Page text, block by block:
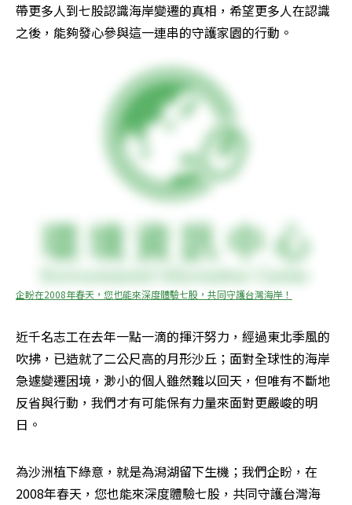
帶更多人到七股認識海岸變遷的真相，希望更多人在認識
之後，能夠發心參與這一連串的守護家園的行動。
企盼在2008年春天，您也能來深度體驗七股，共同守護台灣海岸！
近千名志工在去年一點一滴的揮汗努力，經過東北季風的
吹拂，已造就了二公尺高的月形沙丘；面對全球性的海岸
急遽變遷困境，渺小的個人雖然難以回天，但唯有不斷地
反省與行動，我們才有可能保有力量來面對更嚴峻的明
日。
為沙洲植下綠意，就是為潟湖留下生機；我們企盼，在
2008年春天，您也能來深度體驗七股，共同守護台灣海